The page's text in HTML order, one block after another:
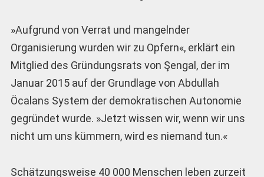
»Aufgrund von Verrat und mangelnder
Organisierung wurden wir zu Opfern«, erklärt ein
Mitglied des Gründungsrats von Şengal, der im
Januar 2015 auf der Grundlage von Abdullah
Öcalans System der demokratischen Autonomie
gegründet wurde. »Jetzt wissen wir, wenn wir uns
nicht um uns kümmern, wird es niemand tun.«
Schätzungsweise 40 000 Menschen leben zurzeit